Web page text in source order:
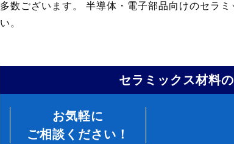
多数ございます。 半導体・電子部品向けのセラ
い。
セラミックス材料
お気軽に
ご相談ください！